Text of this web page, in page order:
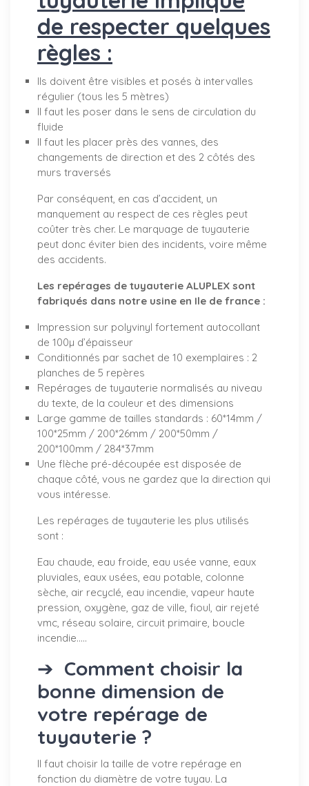
de respecter quelques
règles :
Ils doivent être visibles et posés à intervalles
régulier (tous les 5 mètres)
Il faut les poser dans le sens de circulation du
fluide
Il faut les placer près des vannes, des
changements de direction et des 2 côtés des
murs traversés
Par conséquent, en cas d’accident, un
manquement au respect de ces règles peut
coûter très cher. Le marquage de tuyauterie
peut donc éviter bien des incidents, voire même
des accidents.
Les repérages de tuyauterie ALUPLEX sont
fabriqués dans notre usine en Ile de france :
Impression sur polyvinyl fortement autocollant
de 100µ d’épaisseur
Conditionnés par sachet de 10 exemplaires : 2
planches de 5 repères
Repérages de tuyauterie normalisés au niveau
du texte, de la couleur et des dimensions
Large gamme de tailles standards : 60*14mm /
100*25mm / 200*26mm / 200*50mm /
200*100mm / 284*37mm
Une flèche pré-découpée est disposée de
chaque côté, vous ne gardez que la direction qui
vous intéresse.
Les repérages de tuyauterie les plus utilisés
sont :
Eau chaude, eau froide, eau usée vanne, eaux
pluviales, eaux usées, eau potable, colonne
sèche, air recyclé, eau incendie, vapeur haute
pression, oxygène, gaz de ville, fioul, air rejeté
vmc, réseau solaire, circuit primaire, boucle
incendie.....
➔ Comment choisir la
bonne dimension de
votre repérage de
tuyauterie ?
Il faut choisir la taille de votre repérage en
fonction du diamètre de votre tuyau. La